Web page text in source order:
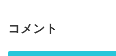
コメント